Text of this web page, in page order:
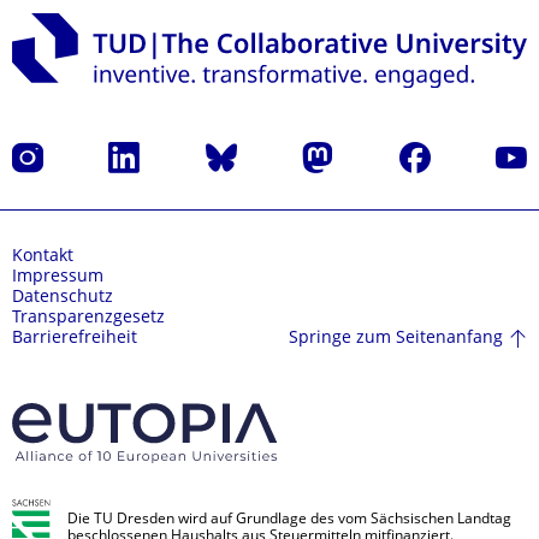
Instagram LinkedIn Bluesky Mastodon Facebook
Kontakt
Impressum
Datenschutz
Transparenzgesetz
Barrierefreiheit
Springe zum Seitenanfang
Die TU Dresden wird auf Grundlage des vom Sächsischen Landtag